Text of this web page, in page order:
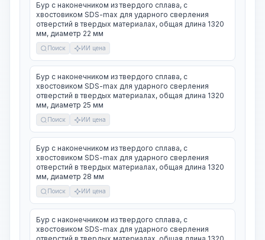
Бур с наконечником из твердого сплава, с
хвостовиком SDS-max для ударного сверления
отверстий в твердых материалах, общая длина 1320
мм, диаметр 22 мм
Поиск ИИ цена
Бур с наконечником из твердого сплава, с
хвостовиком SDS-max для ударного сверления
отверстий в твердых материалах, общая длина 1320
мм, диаметр 25 мм
Поиск ИИ цена
Бур с наконечником из твердого сплава, с
хвостовиком SDS-max для ударного сверления
отверстий в твердых материалах, общая длина 1320
мм, диаметр 28 мм
Поиск ИИ цена
Бур с наконечником из твердого сплава, с
хвостовиком SDS-max для ударного сверления